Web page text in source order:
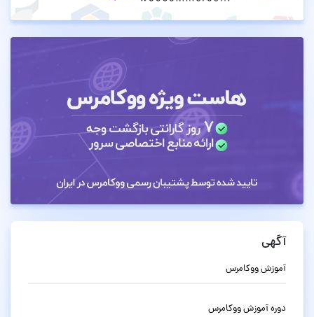
آگهی
آموزش ووکامرس
دوره آموزش ووکامرس